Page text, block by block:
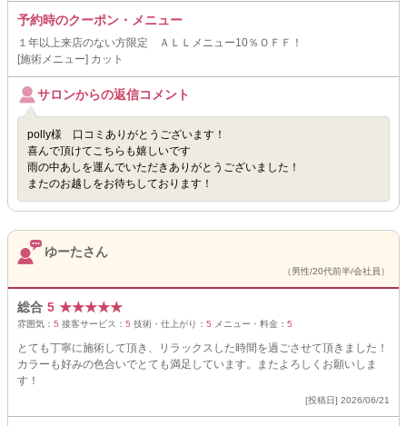
予約時のクーポン・メニュー
１年以上来店のない方限定 ＡＬＬメニュー10％ＯＦＦ！
[施術メニュー] カット
サロンからの返信コメント
polly様 口コミありがとうございます！
喜んで頂けてこちらも嬉しいです
雨の中あしを運んでいただきありがとうございました！
またのお越しをお待ちしております！
ゆーたさん
（男性/20代前半/会社員）
総合 5 ★★★★★
雰囲気： 5 接客サービス： 5 技術・仕上がり： 5 メニュー・料金： 5
とても丁寧に施術して頂き、リラックスした時間を過ごさせて頂きました！
カラーも好みの色合いでとても満足しています。またよろしくお願いしま
す！
[投稿日] 2026/06/21